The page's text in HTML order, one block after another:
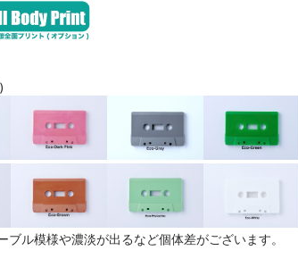
ル模様や濃淡が出るなど個体差がございます。